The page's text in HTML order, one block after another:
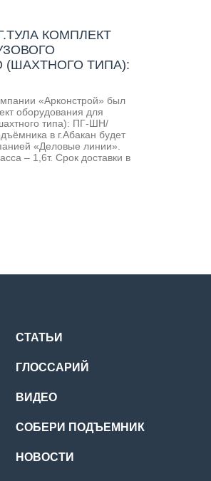
КОМПЛЕКТ
(ШАХТНОГО ТИПА):
«Арконстрой» был
оборудования для
типа): ПГ-ШН/
в г.Абакан будет
«Деловые линии».
– 1,6т. Срок доставки в
513руб.
СТАТЬИ
ГЛОССАРИЙ
ВИДЕО
СОБЕРИ ПОДЪЕМНИК
НОВОСТИ